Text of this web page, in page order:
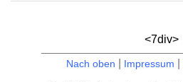
<7div>
Nach oben Impressum